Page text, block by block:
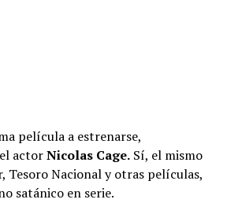
película a estrenarse,
actorNicolas Cage.Sí, el mismo
Tesoro Nacional y otras películas,
satánico en serie.